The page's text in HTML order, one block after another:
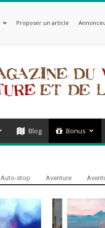
Proposer un article
Blog Bonus
Auto-stop Aventure